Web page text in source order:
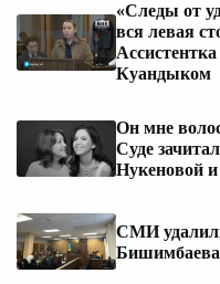
«Следы от
вся левая
Куандыком
Он мне
Суде
Нукеновой
СМИ
Бишимбаева